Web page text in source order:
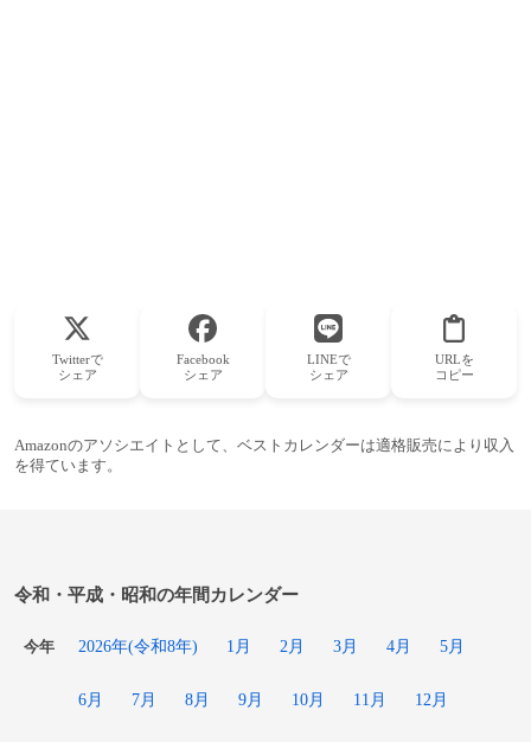
Twitterで
シェア
Facebook
シェア
LINEで
シェア
URLを
コピー
Amazonのアソシエイトとして、ベストカレンダーは適格販売により収入
を得ています。
令和・平成・昭和の年間カレンダー
今年 2026年(令和8年) 1月 2月 3月 4月 5月
6月 7月 8月 9月 10月 11月 12月